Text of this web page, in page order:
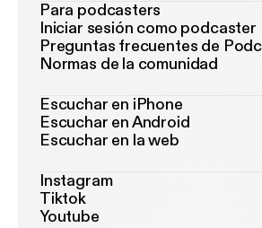
Para podcasters
Iniciar sesión como podcaster
Preguntas frecuentes de
Normas de la comunidad
Escuchar en iPhone
Escuchar en Android
Escuchar en la web
Instagram
Tiktok
Youtube